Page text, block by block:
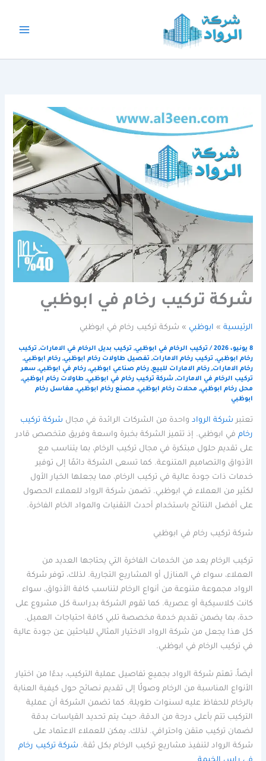
المحتوى
شركة تركيب رخام في ابوظبي
الرئيسية ابوظبي شركة تركيب رخام في ابوظبي
8 يونيو، 2026 / تركيب الرخام في ابوظبي, تركيب بديل الرخام في الامارات, تركيب
رخام ابوظبي, تركيب رخام الامارات, تفصيل طاولات رخام ابوظبي,رخام ابوظبي,
رخام الامارات,رخام الامارات للبيع,رخام صناعي ابوظبي,رخام في ابوظبي,سعر
تركيب الرخام في الامارات,شركة تركيب رخام في ابوظبي,طاولات رخام ابوظبي,
محل رخام ابوظبي, محلات رخام ابوظبي, مصنع رخام ابوظبي, مغاسل رخام
ابوظبي
تعتبر شركة الرواد واحدة من الشركات الرائدة في مجال شركة تركيب
رخام في ابوظبي. إذ تتميز الشركة بخبرة واسعة وفريق متخصص قادر
على تقديم حلول مبتكرة في مجال تركيب الرخام، بما يتناسب مع
الأذواق والتصاميم المتنوعة. كما تسعى الشركة دائمًا إلى توفير
خدمات ذات جودة عالية في تركيب الرخام، مما يجعلها الخيار الأول
لكثير من العملاء في ابوظبي. تضمن شركة الرواد للعملاء الحصول
على أفضل النتائج باستخدام أحدث التقنيات والمواد الخام الفاخرة.
شركة تركيب رخام في ابوظبي
تركيب الرخام يعد من الخدمات الفاخرة التي يحتاجها العديد من
العملاء، سواء في المنازل أو المشاريع التجارية. لذلك، توفر شركة
الرواد مجموعة متنوعة من أنواع الرخام لتناسب كافة الأذواق، سواء
كانت كلاسيكية أو عصرية. كما تقوم الشركة بدراسة كل مشروع على
حدة، بما يضمن تقديم خدمة مخصصة تلبي كافة احتياجات العميل.
كل هذا يجعل من شركة الرواد الاختيار المثالي للباحثين عن جودة عالية
في تركيب الرخام في ابوظبي.
أيضاً، تهتم شركة الرواد بجميع تفاصيل عملية التركيب، بدءًا من اختيار
الأنواع المناسبة من الرخام وصولًا إلى تقديم نصائح حول كيفية العناية
بالرخام للحفاظ عليه لسنوات طويلة. كما تضمن الشركة أن عملية
التركيب تتم بأعلى درجة من الدقة، حيث يتم تحديد القياسات بدقة
لضمان تركيب متقن واحترافي. لذلك، يمكن للعملاء الاعتماد على
شركة الرواد لتنفيذ مشاريع تركيب الرخام بكل ثقة. شركة تركيب رخام